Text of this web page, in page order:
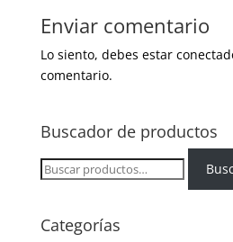
Enviar comentario
Lo siento, debes estar
comentario.
Buscador de productos
Buscar
por:
Categorías